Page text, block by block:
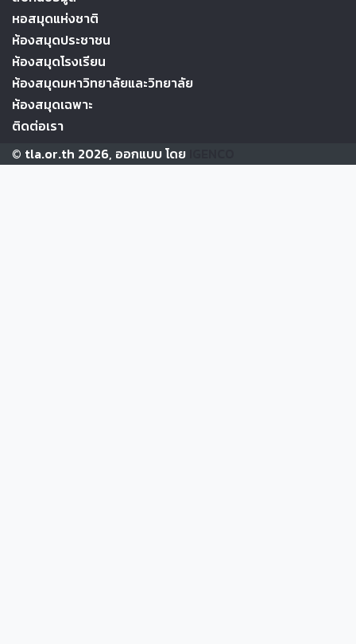
หอสมุดแห่งชาติ
ห้องสมุดประชาชน
ห้องสมุดโรงเรียน
ห้องสมุดมหาวิทยาลัยและวิทยาลัย
ห้องสมุดเฉพาะ
ติดต่อเรา
© tla.or.th 2026, ออกแบบ โดย